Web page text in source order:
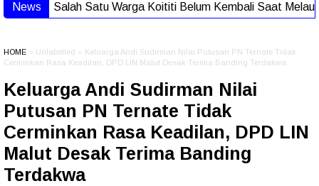
News
Salah Satu Warga Koititi Belum Kembali Saat Melaut,
HOME » Unlabelled » Keluarga Andi Sudirman Nilai Putusan PN Ternate Tidak
Cerminkan Rasa Keadilan, DPD LIN Malut Desak Terima Banding Terdakwa
Keluarga Andi Sudirman Nilai
Putusan PN Ternate Tidak
Cerminkan Rasa Keadilan, DPD LIN
Malut Desak Terima Banding
Terdakwa